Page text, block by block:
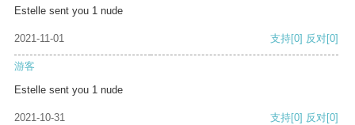
Estelle sent you 1 nude
2021-11-01 支持[0] 反对[0]
游客
Estelle sent you 1 nude
2021-10-31 支持[0] 反对[0]